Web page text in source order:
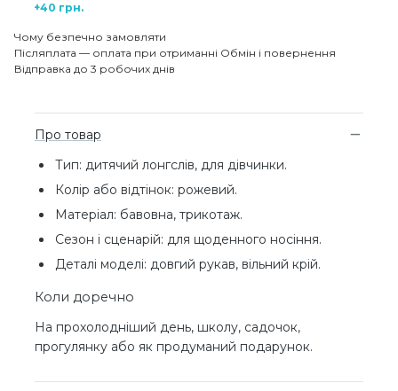
+40 грн.
Чому безпечно замовляти
Післяплата — оплата при отриманні Обмін і повернення
Відправка до 3 робочих днів
Про товар
Тип: дитячий лонгслів, для дівчинки.
Колір або відтінок: рожевий.
Матеріал: бавовна, трикотаж.
Сезон і сценарій: для щоденного носіння.
Деталі моделі: довгий рукав, вільний крій.
Коли доречно
На прохолодніший день, школу, садочок,
прогулянку або як продуманий подарунок.